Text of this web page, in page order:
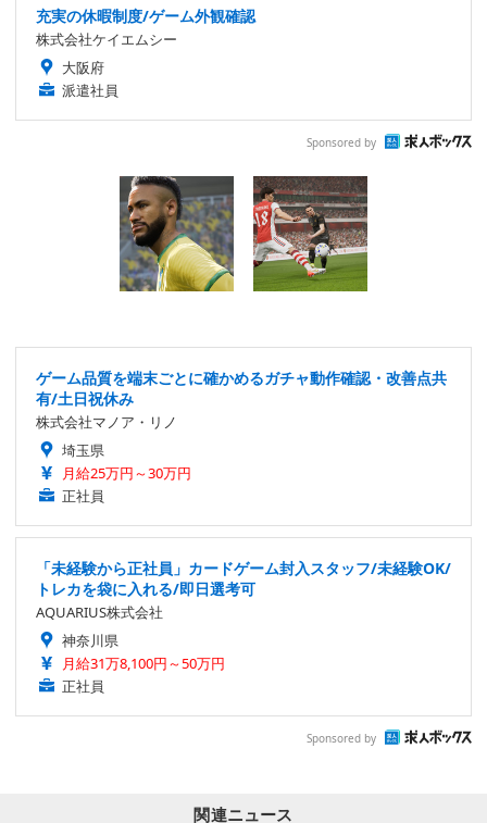
充実の休暇制度/ゲーム外観確認
株式会社ケイエムシー
大阪府
派遣社員
Sponsored by
ゲーム品質を端末ごとに確かめるガチャ動作確認・改善点共
有/土日祝休み
株式会社マノア・リノ
埼玉県
月給25万円～30万円
正社員
「未経験から正社員」カードゲーム封入スタッフ/未経験OK/
トレカを袋に入れる/即日選考可
AQUARIUS株式会社
神奈川県
月給31万8,100円～50万円
正社員
Sponsored by
関連ニュース